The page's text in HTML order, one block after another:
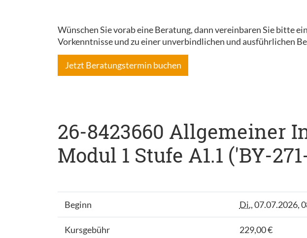
Wünschen Sie vorab eine Beratung, dann vereinbaren Sie bitte
Vorkenntnisse und zu einer unverbindlichen und ausführlichen
Jetzt Beratungstermin buchen
26-8423660 Allgemeiner
Modul 1 Stufe A1.1 ('BY-
Beginn Di., 07.07.2026,
Kursgebühr 229,00 €